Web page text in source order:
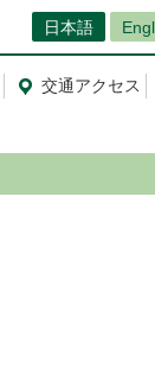
日本語
交通アクセス